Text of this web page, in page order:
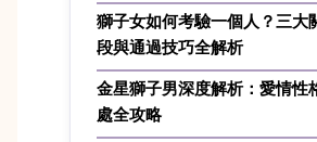
獅子女如何考驗一個人？三大
段與通過技巧全解析
金星獅子男深度解析：愛情性
處全攻略